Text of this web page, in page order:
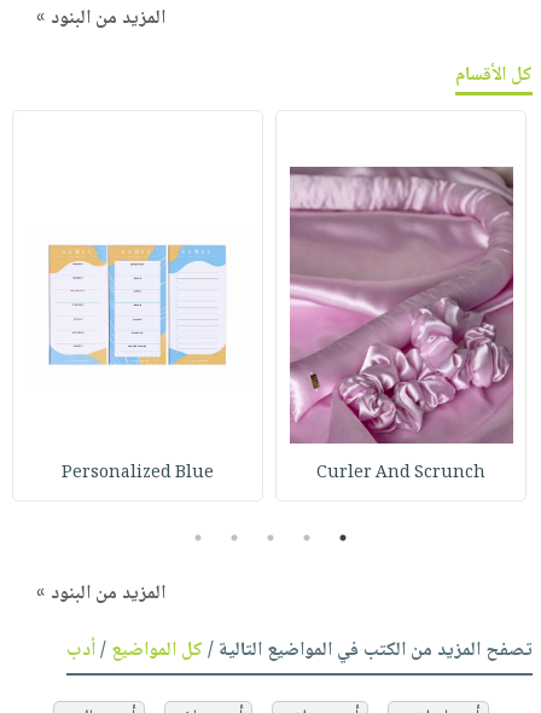
المزيد من البنود »
كل الأقسام
Curler And Scrunch
Personalized Blue
1
2
3
4
5
المزيد من البنود »
تصفح المزيد من الكتب في المواضيع التالية /كل المواضيع/أدب